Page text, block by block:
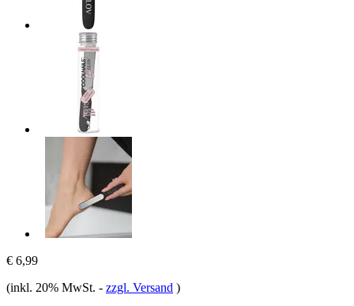
€ 6,99
(inkl. 20% MwSt. - zzgl. Versand )